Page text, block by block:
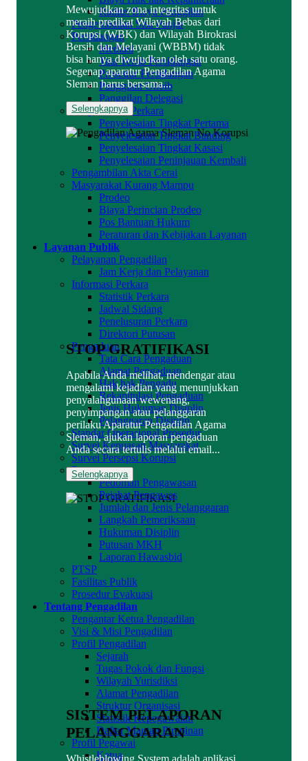
Radius Biaya Panggilan
Pengembalian Sisa Panjar
Persidangan
Mediasi
Tata Tertib Persidangan
Prosedur Persidangan
Panggilan Ghoib
Panggilan Delegasi
Penyelesaian Perkara
Penyelesaian Tingkat Pertama
Penyelesaian Tingkat Banding
Penyelesaian Tingkat Kasasi
Penyelesaian Peninjauan Kembali
Pengambilan Akta Cerai
Masyarakat Kurang Mampu
Prodeo
Biaya Perincian Prodeo
Pos Bantuan Hukum
Peraturan dan Kebijakan Layanan
Layanan Publik
Pelayanan Pengadilan
Jam Kerja dan Pelayanan
Informasi Perkara
Statistik Perkara
Jadwal Sidang
Penelusuran Perkara
Direktori Putusan
Pengaduan
Tata Cara Pengaduan
Alamat Pengaduan
Hak hak Pengadu
Rekapitulasi Pengaduan
Jenis Hukuman Disiplin
Pelanggaran Disiplin
Standar Operasional Prosedur
Survei Kepuasan Masyarakat
Survei Persepsi Korupsi
Pengawasan
Pedoman Pengawasan
Pejabat Pengawas
Jumlah dan Jenis Pelanggaran
Langkah Pemeriksaan
Hukuman Disiplin
Putusan MKH
Laporan Hawasbid
PTSP
Fasilitas Publik
Prosedur Evakuasi
Tentang Pengadilan
Pengantar Ketua Pengadilan
Visi & Misi Pengadilan
Profil Pengadilan
Sejarah
Tugas Pokok dan Fungsi
Wilayah Yurisdiksi
Alamat Pengadilan
Struktur Organisasi
Statistik Kepegawaian
Daftar Mantan Pimpinan
Profil Pegawai
Ketua
Mewujudkan zona integritas untuk
meraih predikat Wilayah Bebas dari
Korupsi (WBK) dan Wilayah Birokrasi
Bersih dan Melayani (WBBM) tidak
bisa hanya diwujudkan oleh satu orang.
Segenap aparatur Pengadilan Agama
Sleman harus bersama...
Selengkapnya
STOP GRATIFIKASI
Apabila Anda melihat, mendengar atau
mengalami kejadian yang menunjukkan
penyalahgunaan wewenang,
penyimpangan atau pelanggaran
perilaku Aparatur Pengadilan Agama
Sleman, ajukan laporan pengaduan
Anda secara tertulis melalui email...
Selengkapnya
SISTEM PELAPORAN
PELANGGARAN
Whistleblowing System adalah aplikasi